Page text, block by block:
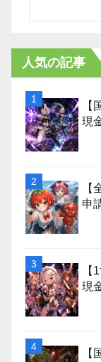
人気の記事
【
現
申
現
【